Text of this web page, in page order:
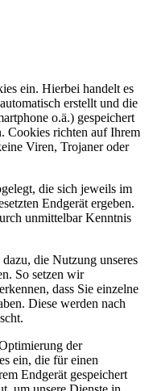
ein. Hierbei handelt es
erstellt und die
o.ä.) gespeichert
Cookies richten auf Ihrem
Viren, Trojaner oder
die sich jeweils im
Endgerät ergeben.
unmittelbar Kenntnis
die Nutzung unseres
So setzen wir
dass Sie einzelne
Diese werden nach
der
ein, die für einen
Endgerät gespeichert